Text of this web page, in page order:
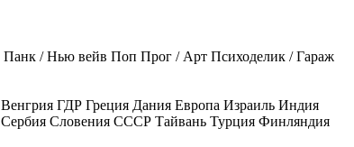
Панк / Нью вейв Поп Прог / Арт Психоделик / Гараж
Венгрия ГДР Греция Дания Европа Израиль Индия
Сербия Словения СССР Тайвань Турция Финляндия